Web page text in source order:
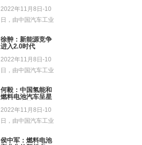
2022年11月8日-10
日，由中国汽车工业
徐翀：新能源竞争
进入2.0时代
2022年11月8日-10
日，由中国汽车工业
何毅：中国氢能和
燃料电池汽车呈星
2022年11月8日-10
日，由中国汽车工业
侯中军：燃料电池